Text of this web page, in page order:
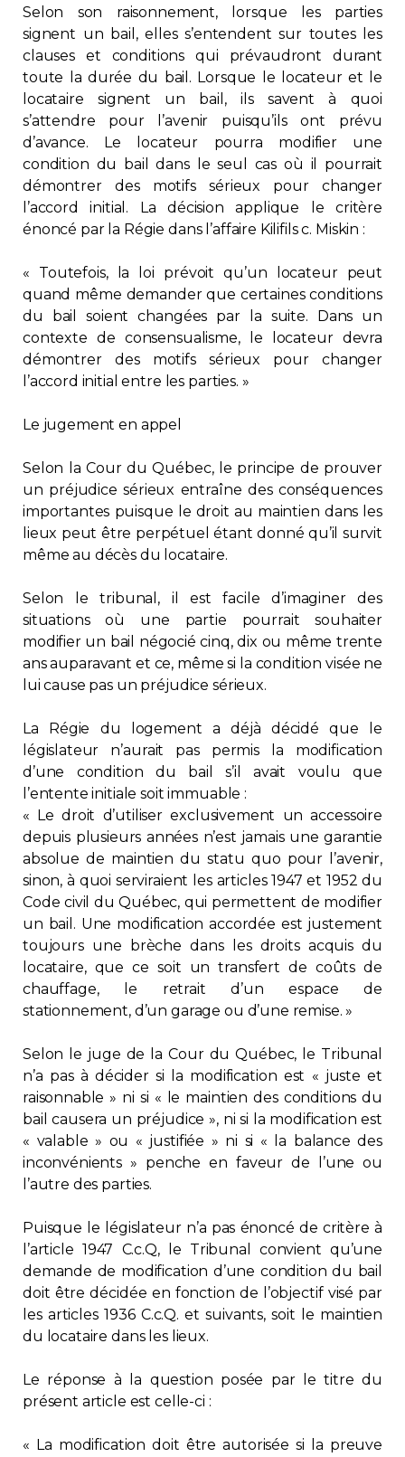
Zone Membres
Français
Selon son raisonnement, lorsque les parties
signent un bail, elles s’entendent sur toutes les
clauses et conditions qui prévaudront durant
toute la durée du bail. Lorsque le locateur et le
locataire signent un bail, ils savent à quoi
s’attendre pour l’avenir puisqu’ils ont prévu
d’avance. Le locateur pourra modifier une
condition du bail dans le seul cas où il pourrait
démontrer des motifs sérieux pour changer
l’accord initial. La décision applique le critère
énoncé par la Régie dans l’affaire Kilifils c. Miskin :
« Toutefois, la loi prévoit qu’un locateur peut
quand même demander que certaines conditions
du bail soient changées par la suite. Dans un
contexte de consensualisme, le locateur devra
démontrer des motifs sérieux pour changer
l’accord initial entre les parties. »
Le jugement en appel
Selon la Cour du Québec, le principe de prouver
un préjudice sérieux entraîne des conséquences
importantes puisque le droit au maintien dans les
lieux peut être perpétuel étant donné qu’il survit
même au décès du locataire.
Selon le tribunal, il est facile d’imaginer des
situations où une partie pourrait souhaiter
modifier un bail négocié cinq, dix ou même trente
ans auparavant et ce, même si la condition visée ne
lui cause pas un préjudice sérieux.
La Régie du logement a déjà décidé que le
législateur n’aurait pas permis la modification
d’une condition du bail s’il avait voulu que
l’entente initiale soit immuable :
« Le droit d’utiliser exclusivement un accessoire
depuis plusieurs années n’est jamais une garantie
absolue de maintien du statu quo pour l’avenir,
sinon, à quoi serviraient les articles 1947 et 1952 du
Code civil du Québec, qui permettent de modifier
un bail. Une modification accordée est justement
toujours une brèche dans les droits acquis du
locataire, que ce soit un transfert de coûts de
chauffage, le retrait d’un espace de
stationnement, d’un garage ou d’une remise. »
Selon le juge de la Cour du Québec, le Tribunal
n’a pas à décider si la modification est « juste et
raisonnable » ni si « le maintien des conditions du
bail causera un préjudice », ni si la modification est
« valable » ou « justifiée » ni si « la balance des
inconvénients » penche en faveur de l’une ou
l’autre des parties.
Puisque le législateur n’a pas énoncé de critère à
l’article 1947 C.c.Q, le Tribunal convient qu’une
demande de modification d’une condition du bail
doit être décidée en fonction de l’objectif visé par
les articles 1936 C.c.Q. et suivants, soit le maintien
du locataire dans les lieux.
Le réponse à la question posée par le titre du
présent article est celle-ci :
« La modification doit être autorisée si la preuve